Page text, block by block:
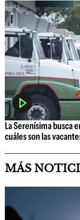
La Serenísima busca
cuáles son las
MÁS